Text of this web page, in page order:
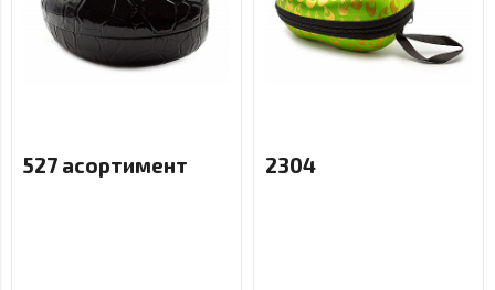
527 асортимент 2304